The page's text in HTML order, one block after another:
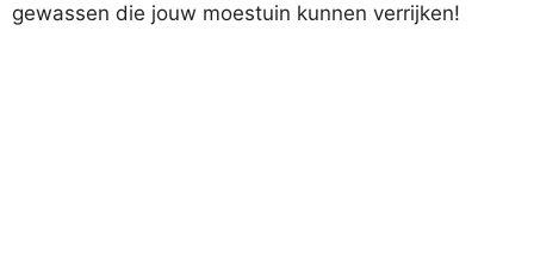
gewassen die jouw moestuin kunnen verrijken!